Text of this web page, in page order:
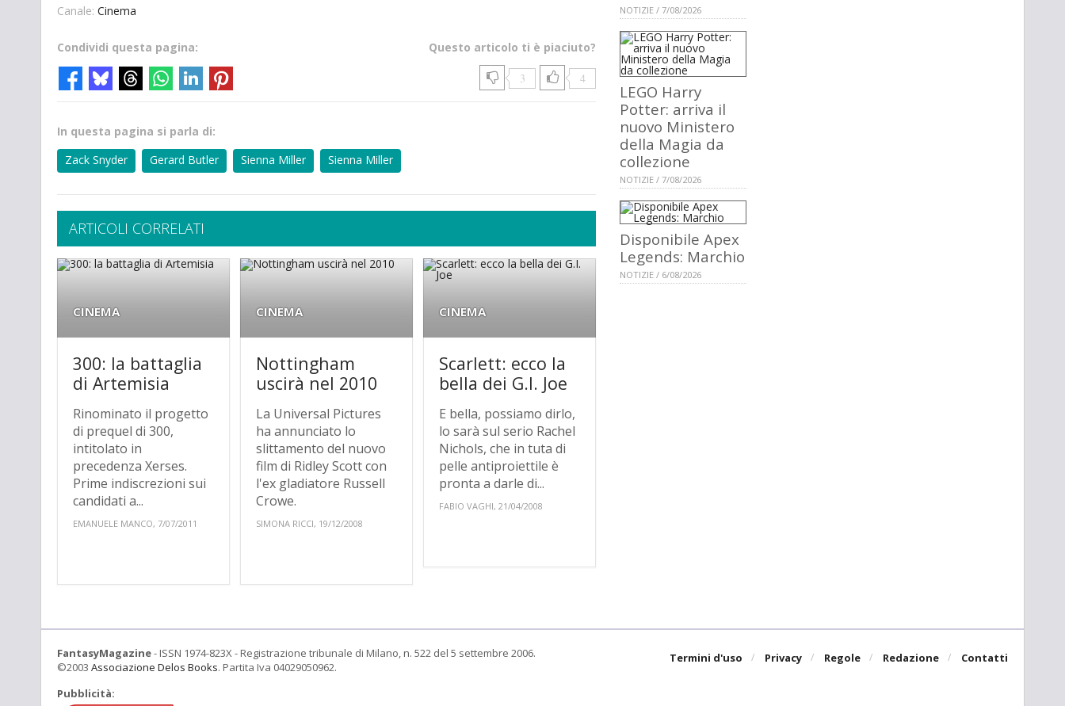
Canale: Cinema
Questo articolo ti è piaciuto?
3 4
Condividi questa pagina:
In questa pagina si parla di:
Zack Snyder
Gerard Butler Sienna Miller Sienna Miller
ARTICOLI CORRELATI
CINEMA
300: la battaglia
di Artemisia
Rinominato il progetto
di prequel di 300,
intitolato in
precedenza Xerses.
Prime indiscrezioni sui
candidati a...
EMANUELE MANCO, 7/07/2011
CINEMA
Nottingham
uscirà nel 2010
La Universal Pictures
ha annunciato lo
slittamento del nuovo
film di Ridley Scott con
l'ex gladiatore Russell
Crowe.
SIMONA RICCI, 19/12/2008
CINEMA
Scarlett: ecco la
bella dei G.I. Joe
E bella, possiamo dirlo,
lo sarà sul serio Rachel
Nichols, che in tuta di
pelle antiproiettile è
pronta a darle di...
FABIO VAGHI, 21/04/2008
NOTIZIE / 7/08/2026
LEGO Harry
Potter: arriva il
nuovo Ministero
della Magia da
collezione
NOTIZIE / 7/08/2026
Disponibile Apex
Legends: Marchio
NOTIZIE / 6/08/2026
Termini d'uso Privacy Regole Redazione Contatti
FantasyMagazine- ISSN 1974-823X - Registrazione tribunale di Milano, n. 522 del 5 settembre 2006.
©2003 Associazione Delos Books. Partita Iva 04029050962.
Pubblicità: